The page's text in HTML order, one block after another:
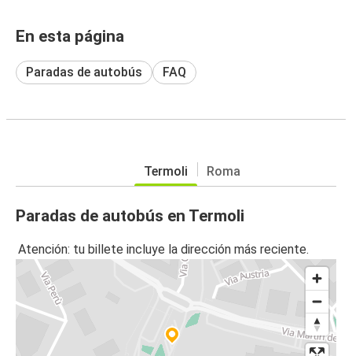
En esta página
Paradas de autobús FAQ
Termoli Roma
Paradas de autobús en Termoli
Atención: tu billete incluye la dirección más reciente.